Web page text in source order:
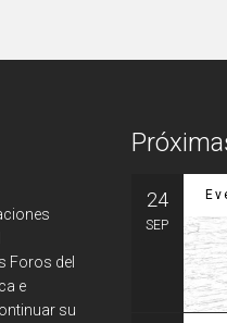
Foros del
e
su
24
SEP